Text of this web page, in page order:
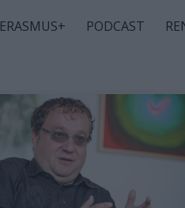
ERASMUS+ PODCAST